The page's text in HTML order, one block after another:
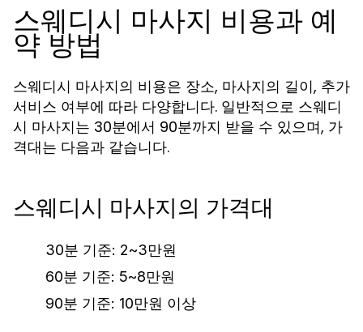
스웨디시 마사지 비용과 예
약 방법
스웨디시 마사지의 비용은 장소, 마사지의 길이, 추가
서비스 여부에 따라 다양합니다. 일반적으로 스웨디
시 마사지는 30분에서 90분까지 받을 수 있으며, 가
격대는 다음과 같습니다.
스웨디시 마사지의 가격대
30분 기준: 2~3만원
60분 기준: 5~8만원
90분 기준: 10만원 이상